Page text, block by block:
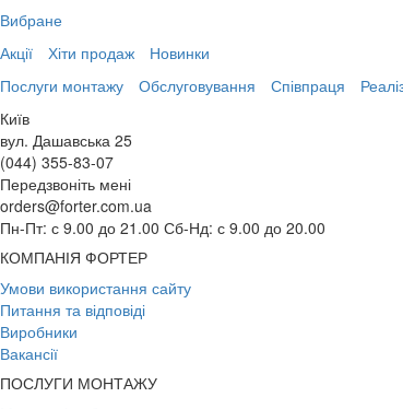
Вибране
Акції
Хіти продаж
Новинки
Послуги монтажу
Обслуговування Співпраця
Київ
вул. Дашавська 25
(044) 355-83-07
Передзвоніть мені
orders@forter.com.ua
Пн-Пт: с 9.00 до 21.00 Сб-Нд: с 9.00 до 20.00
КОМПАНІЯ ФОРТЕР
Умови використання сайту
Питання та відповіді
Виробники
Вакансії
ПОСЛУГИ МОНТАЖУ